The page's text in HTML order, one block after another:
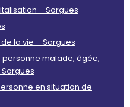
– Sorgues
la vie – Sorgues
personne malade, âgée,
en situation de